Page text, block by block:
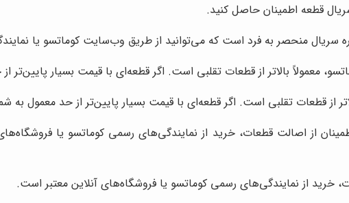
قطعه اطمینان حاصل کنید.
سریال منحصر به فرد است که می‌توانید از طریق وب‌سایت کوماتسو یا
معمولاً بالاتر از قطعات تقلبی است. اگر قطعه‌ای با قیمت بسیار
از قطعات تقلبی است. اگر قطعه‌ای با قیمت بسیار پایین‌تر از حد معمول به
از اصالت قطعات، خرید از نمایندگی‌های رسمی کوماتسو یا
خرید از نمایندگی‌های رسمی کوماتسو یا فروشگاه‌های آنلاین معتبر است.